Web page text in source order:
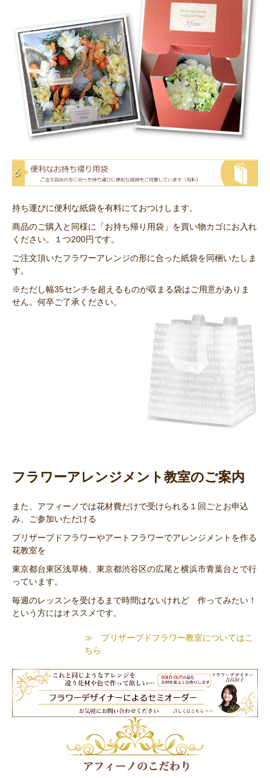
持ち運びに便利な紙袋を有料にておつけします。
商品のご購入と同様に「お持ち帰り用袋」を買い物カゴにお入れ
ください。１つ200円です。
ご注文頂いたフラワーアレンジの形に合った紙袋を同梱いたしま
す。
※ただし幅35センチを超えるものが収まる袋はご用意がありま
せん。何卒ご了承ください。
フラワーアレンジメント教室のご案内
また、アフィーノでは花材費だけで受けられる１回ごとお申込
み、ご参加いただける
プリザーブドフラワーやアートフラワーでアレンジメントを作る
花教室を
東京都台東区浅草橋、東京都渋谷区の広尾と横浜市青葉台とで行
っています。
毎週のレッスンを受けるまで時間はないけれど 作ってみたい！
という方にはオススメです。
≫ プリザーブドフラワー教室についてはこ
ちら